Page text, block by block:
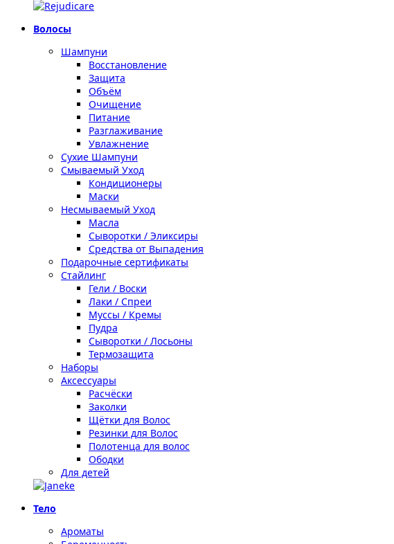
Волосы
Шампуни
Восстановление
Защита
Объём
Очищение
Питание
Разглаживание
Увлажнение
Сухие Шампуни
Смываемый Уход
Кондиционеры
Маски
Несмываемый Уход
Масла
Сыворотки / Эликсиры
Средства от Выпадения
Подарочные сертификаты
Стайлинг
Гели / Воски
Лаки / Спреи
Муссы / Кремы
Пудра
Сыворотки / Лосьоны
Термозащита
Наборы
Аксессуары
Расчёски
Заколки
Щётки для Волос
Резинки для Волос
Полотенца для волос
Ободки
Для детей
Тело
Ароматы